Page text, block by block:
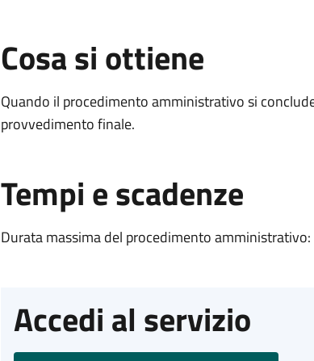
Cosa si ottiene
Quando il procedimento amministrativo si
provvedimento finale.
Tempi e scadenze
Durata massima del procedimento
Accedi al servizio